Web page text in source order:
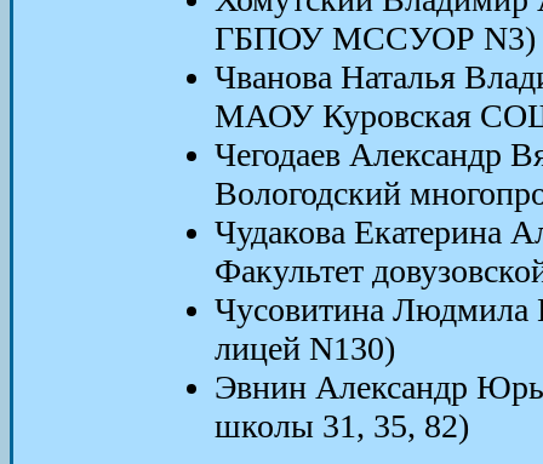
ГБПОУ МССУОР N3)
Чванова Наталья
МАОУ Куровская
Чегодаев Александр
Вологодский
Чудакова Екатерина
Факультет
Чусовитина Людмила
лицей N130)
Эвнин Александр
школы 31, 35, 82)